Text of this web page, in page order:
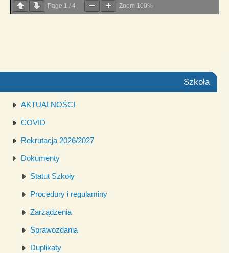
Page 1 /4 Zoom 100%
Szkoła
AKTUALNOŚCI
COVID
Rekrutacja 2026/2027
Dokumenty
Statut Szkoły
Procedury i regulaminy
Zarządzenia
Sprawozdania
Duplikaty